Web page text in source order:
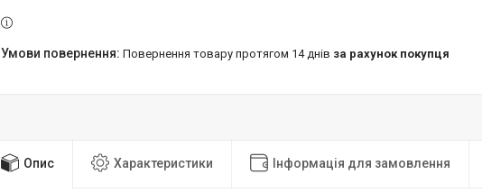
повернення товару протягом 14 днів за рахунок покупця
Опис Характеристики Інформація для замовлення